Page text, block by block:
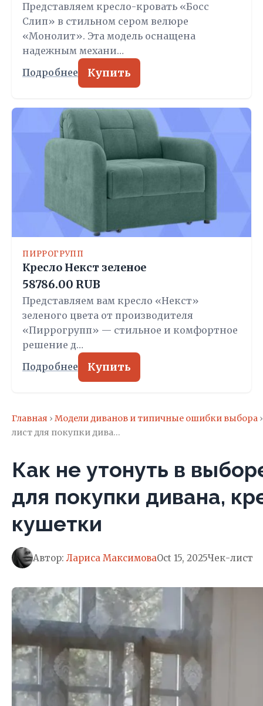
Представляем кресло-кровать «Босс
Слип» в стильном сером велюре
«Монолит». Эта модель оснащена
надежным механи…
Подробнее Купить
ПИРРОГРУПП
Кресло Некст зеленое
58786.00 RUB
Представляем вам кресло «Некст»
зеленого цвета от производителя
«Пиррогрупп» — стильное и комфортное
решение д…
Подробнее Купить
Главная › Модели диванов и типичные ошибки выбора
лист для покупки дива…
Как не утонуть в
для покупки дивана,
кушетки
Автор: Лариса МаксимоваOct 15, 2025Чек-лист